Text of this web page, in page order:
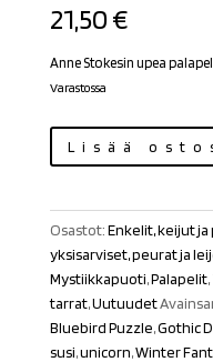
21,50€
Anne Stokesin upea
Varastossa
"Anne
Winter
Fantasy"
1000
palaa
määrä
Lisää
Osastot:Enkelit, keijut
yksisarviset, peurat ja
Mystiikkapuoti,Palapelit,
tarrat,Uutuudet
Bluebird Puzzle,Gothic
susi,unicorn,Winter